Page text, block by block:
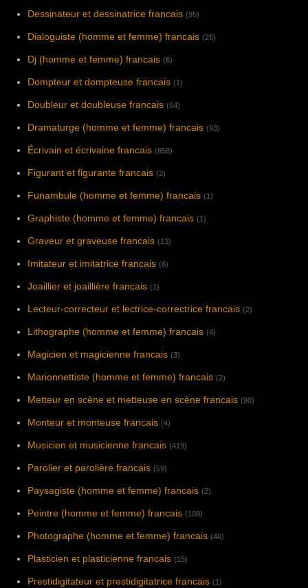
Dessinateur et dessinatrice francais (95)
Dialoguiste (homme et femme) francais (26)
Dj (homme et femme) francais (6)
Dompteur et dompteuse francais (1)
Doubleur et doubleuse francais (64)
Dramaturge (homme et femme) francais (93)
Écrivain et écrivaine francais (858)
Figurant et figurante francais (2)
Funambule (homme et femme) francais (1)
Graphiste (homme et femme) francais (1)
Graveur et graveuse francais (13)
Imitateur et imitatrice francais (6)
Joaillier et joaillière francais (1)
Lecteur-correcteur et lectrice-correctrice francais (2)
Lithographe (homme et femme) francais (4)
Magicien et magicienne francais (3)
Marionnettiste (homme et femme) francais (2)
Metteur en scène et metteuse en scène francais (90)
Monteur et monteuse francais (4)
Musicien et musicienne francais (419)
Parolier et parolière francais (59)
Paysagiste (homme et femme) francais (2)
Peintre (homme et femme) francais (108)
Photographe (homme et femme) francais (46)
Plasticien et plasticienne francais (15)
Prestidigitateur et prestidigitatrice francais (1)